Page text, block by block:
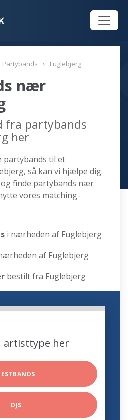
Partybands Fuglebjerg
nær
fra partybands
her
partybands til et
så kan vi hjælpe dig.
finde partybands nær
vores matching-
i nærheden af Fuglebjerg
af Fuglebjerg
bestilt fra Fuglebjerg
artisttype her
DJS